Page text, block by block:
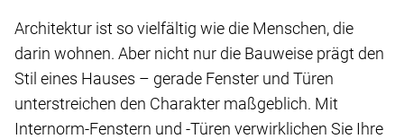
Architektur ist so vielfältig wie die Menschen, die
darin wohnen. Aber nicht nur die Bauweise prägt den
Stil eines Hauses – gerade Fenster und Türen
unterstreichen den Charakter maßgeblich. Mit
Internorm-Fenstern und -Türen verwirklichen Sie Ihre